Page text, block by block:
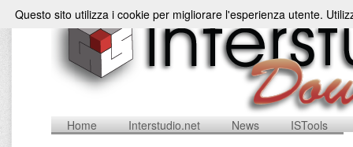
Home Interstudio.net News ISTools
Questo sito utilizza i cookie per migliorare l'esperienza utente.